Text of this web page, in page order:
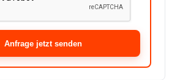
Anfrage jetzt senden